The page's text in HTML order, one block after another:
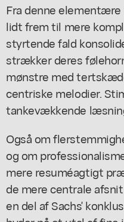
Fra denne
lidt frem til mere
styrtende fald
strækker deres
mønstre med
centriske melodier.
tankevækkende
Også om
og om
mere resuméagtigt
de mere centrale
en del af Sachs'